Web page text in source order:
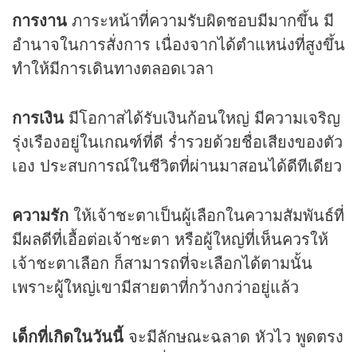
การงาน ภาระหน้าที่ความรับผิดชอบมีมากขึ้น มี
อำนาจในการสั่งการ เนื่องจากได้ตำแหน่งที่สูงขึ้น
ทำให้มีการเดินทางตลอดเวลา
การเงิน มีโอกาสได้รับเงินก้อนใหญ่ มีความเจริญ
รุ่งเรืองอยู่ในเกณฑ์ที่ดี ร่ำรวยด้วยชื่อเสียงของตัว
เอง ประสบการณ์ในชีวิตที่ผ่านมาสอนได้ดีทีเดียว
ความรัก ให้เจ้าชะตาเป็นผู้เลือกในความสัมพันธ์ที่
มีผลดีที่เอื้อต่อเจ้าชะตา หรือผู้ใหญ่ที่เห็นควรให้
เจ้าชะตาเลือก ก็สามารถที่จะเลือกได้ตามนั้น
เพราะผู้ใหญ่เขามีสายตาที่กว้างกว่าอยู่แล้ว
เด็กที่เกิดในวันนี้ จะมีลักษณะฉลาด หัวไว พูดตรง